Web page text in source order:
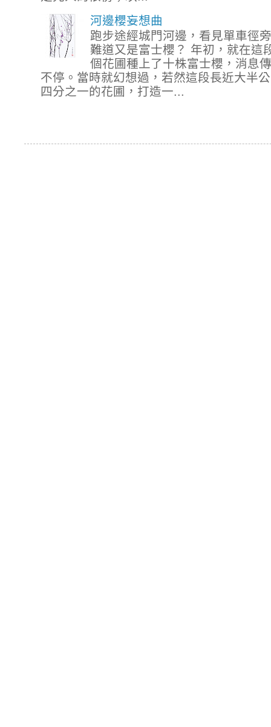
河邊櫻妄想曲
跑步途經城門河邊，看見單車徑
難道又是富士櫻？ 年初，就在這
個花圃種上了十株富士櫻，消息
不停。當時就幻想過，若然這段長近大半
四分之一的花圃，打造一...